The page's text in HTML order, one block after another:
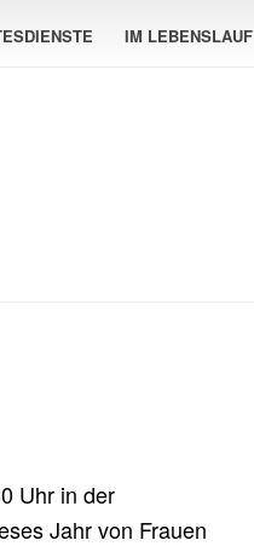
IM LEBENSLAUF
Uhr in der
Jahr von Frauen